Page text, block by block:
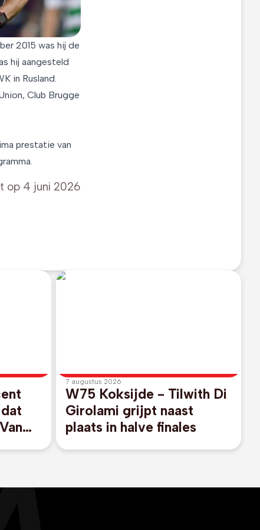
2015 was hij de
hij aangesteld
in Rusland.
Club Brugge
prestatie van
op 4 juni 2026
7 augustus 2026
W75 Koksijde - Tilwith Di
Girolami grijpt naast
plaats in halve finales